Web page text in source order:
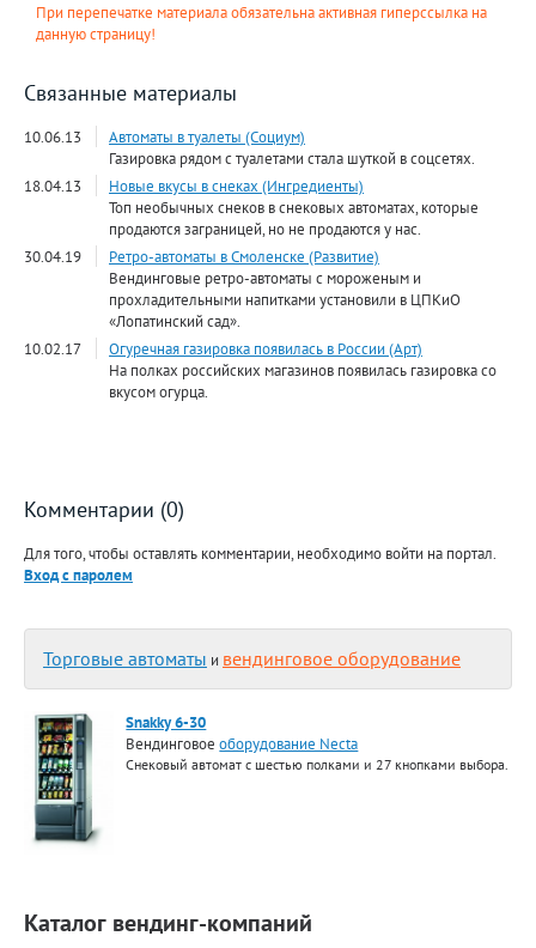
При перепечатке материала обязательна активная гиперссылка на
данную страницу!
Связанные материалы
10.06.13
Автоматы в туалеты (Социум)
Газировка рядом с туалетами стала шуткой в соцсетях.
18.04.13
Новые вкусы в снеках (Ингредиенты)
Топ необычных снеков в снековых автоматах, которые
продаются заграницей, но не продаются у нас.
30.04.19
Ретро-автоматы в Смоленске (Развитие)
Вендинговые ретро-автоматы с мороженым и
прохладительными напитками установили в ЦПКиО
«Лопатинский сад».
10.02.17
Огуречная газировка появилась в России (Арт)
На полках российских магазинов появилась газировка со
вкусом огурца.
Комментарии (0)
Для того, чтобы оставлять комментарии, необходимо войти на портал.
Вход с паролем
Торговые автоматы и вендинговое оборудование
Snakky 6-30
Вендинговоеоборудование Necta
Снековый автомат с шестью полками и 27 кнопками выбора.
Каталог вендинг-компаний